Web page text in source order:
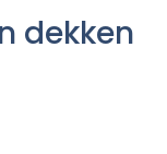
dekken